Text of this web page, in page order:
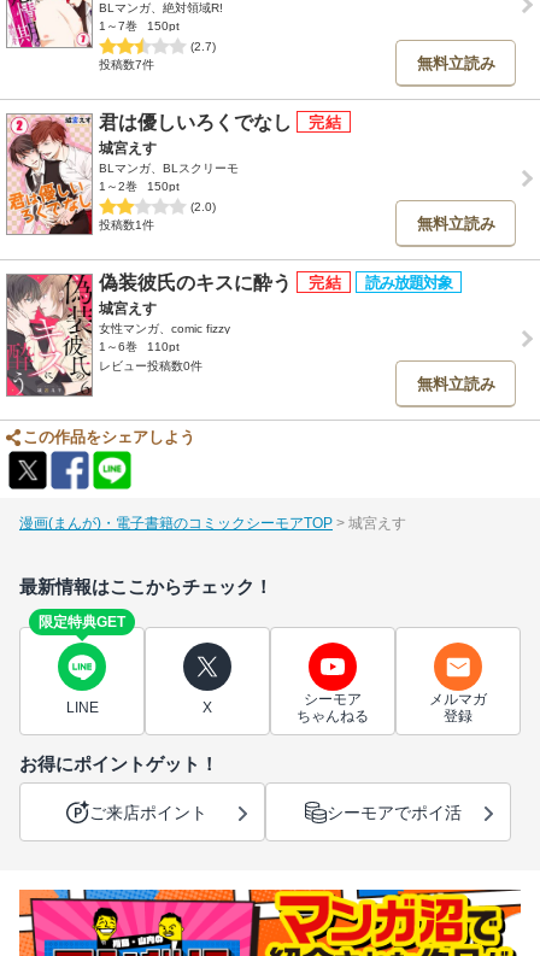
BLマンガ、絶対領域R!
1～7巻
150pt
(2.7)
投稿数7件
無料立読み
君は優しいろくでなし
城宮えす
BLマンガ、BLスクリーモ
1～2巻
150pt
(2.0)
投稿数1件
無料立読み
偽装彼氏のキスに酔う
城宮えす
女性マンガ、comic fizzy
1～6巻
110pt
レビュー投稿数0件
無料立読み
この作品をシェアしよう
漫画(まんが)・電子書籍のコミックシーモアTOP 城宮えす
最新情報はここからチェック！
限定特典GET
LINE X
シーモア
ちゃんねる
メルマガ
登録
お得にポイントゲット！
ご来店ポイント シーモアでポイ活